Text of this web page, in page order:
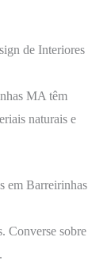
de Interiores
MA têm
naturais e
em Barreirinhas
Converse sobre